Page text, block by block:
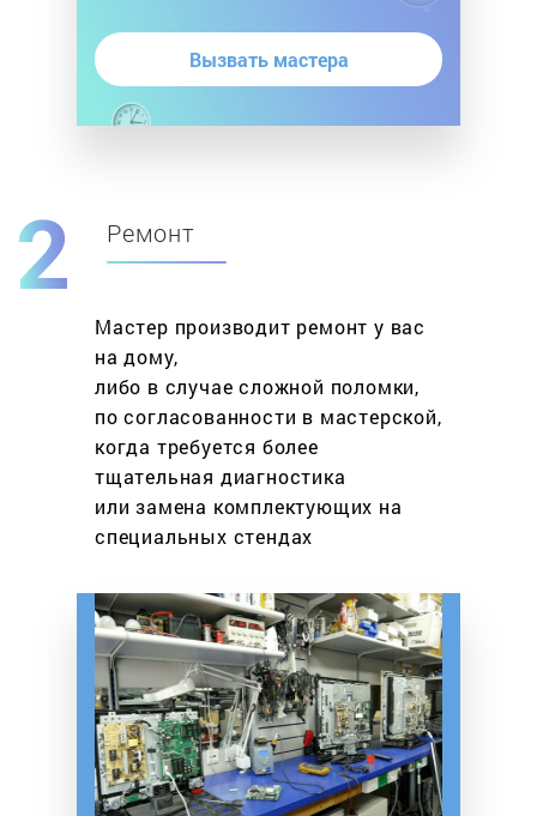
Вызвать мастера
Ремонт
Мастер производит ремонт у вас
на дому,
либо в случае сложной поломки,
по согласованности в мастерской,
когда требуется более
тщательная диагностика
или замена комплектующих на
специальных стендах